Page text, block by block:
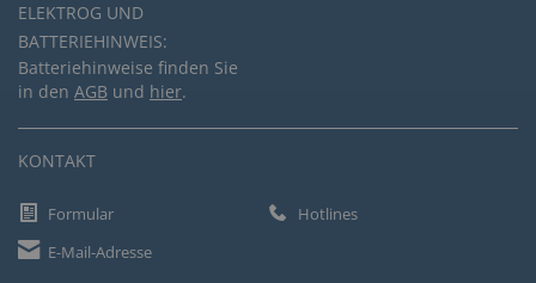
ELEKTROG UND
BATTERIEHINWEIS:
Batteriehinweise finden Sie
in den AGB und hier.
KONTAKT
Formular
Hotlines
E-Mail-Adresse